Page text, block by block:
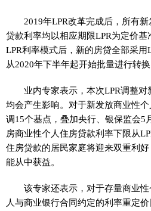
2019年LPR改革完成后，所有
贷款利率均以相应期限LPR为定价
LPR利率模式后，新的房贷全部采
从2020年下半年起开始批量进行转换
业内专家表示，本次LPR调整
均会产生影响。对于新发放商业性
调15个基点，叠加央行、银保监会5
房商业性个人住房贷款利率下限从
住房贷款的居民家庭将迎来双重利
能从中获益。
该专家还表示，对于存量商业
人与商业银行合同约定的利率重定